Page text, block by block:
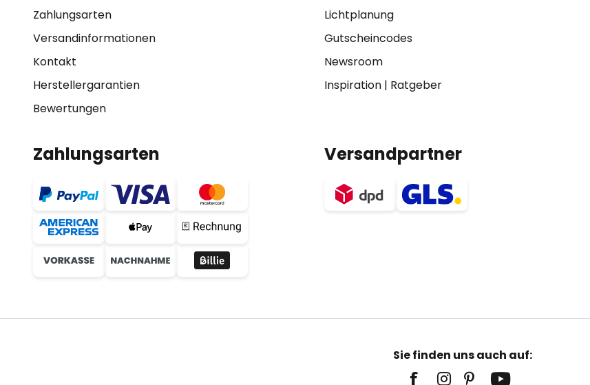
Zahlungsarten
Versandinformationen
Kontakt
Herstellergarantien
Bewertungen
Lichtplanung
Gutscheincodes
Newsroom
Inspiration| Ratgeber
Zahlungsarten Versandpartner
Sie finden uns auch auf: